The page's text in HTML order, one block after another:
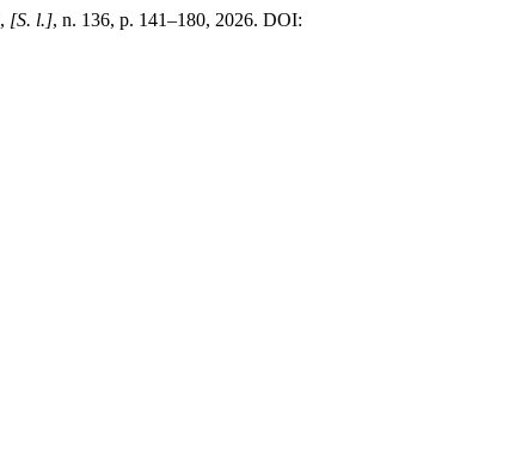
, [S. l.], n. 136, p. 141–180, 2026. DOI: